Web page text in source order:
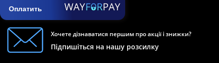
Оплатить
Хочете дізнаватися першим про акції і знижки?
Підпишіться на нашу розсилку